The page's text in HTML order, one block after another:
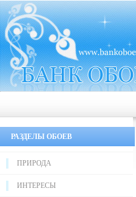
РАЗДЕЛЫ ОБОЕВ
ПРИРОДА
ИНТЕРЕСЫ